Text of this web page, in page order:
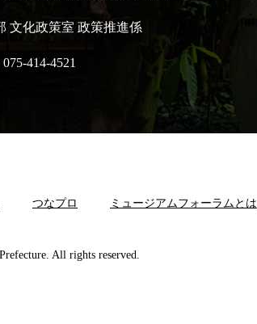
文化政策室 政策推進係
075-414-4521
つなプロ ミュージアムフォーラムとは
All rights reserved.